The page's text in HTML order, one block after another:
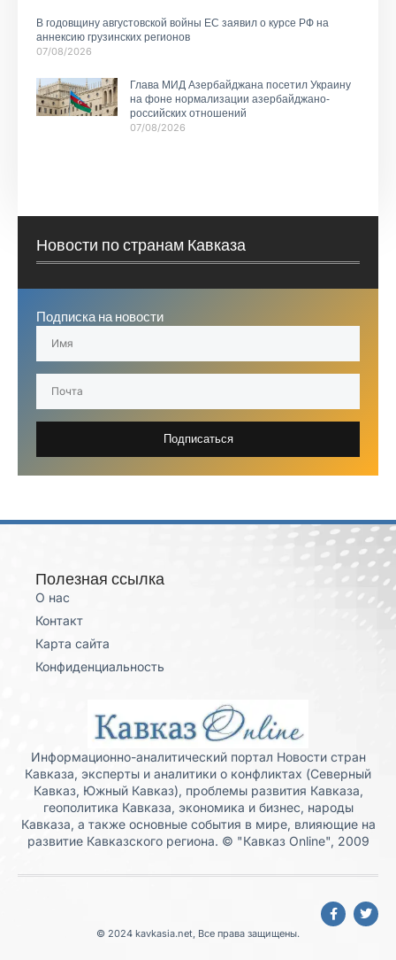
В годовщину августовской войны ЕС заявил о курсе РФ на
аннексию грузинских регионов
07/08/2026
Глава МИД Азербайджана посетил Украину
на фоне нормализации азербайджано-
российских отношений
07/08/2026
Новости по странам Кавказа
Подписка на новости
Подписаться
Полезная ссылка
О нас
Контакт
Карта сайта
Конфиденциальность
Информационно-аналитический портал Новости стран
Кавказа, эксперты и аналитики о конфликтах (Северный
Кавказ, Южный Кавказ), проблемы развития Кавказа,
геополитика Кавказа, экономика и бизнес, народы
Кавказа, а также основные события в мире, влияющие на
развитие Кавказского региона. © "Кавказ Online", 2009
© 2024 kavkasia.net, Все права защищены.